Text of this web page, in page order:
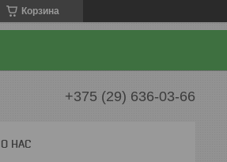
Корзина
+375 (29) 636-03-66
О НАС